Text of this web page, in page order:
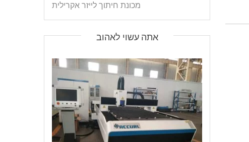
מכונת חיתוך לייזר אקרילית
אתה עשוי לאהוב